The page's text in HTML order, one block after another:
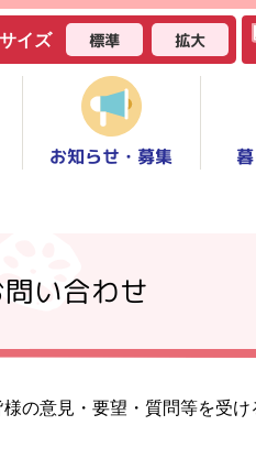
イズ 標準 拡大
お知らせ・募集
い合わせ
の意見・要望・質問等を受